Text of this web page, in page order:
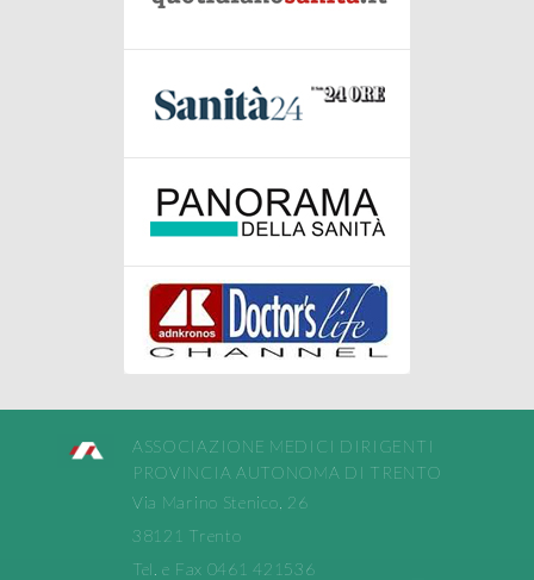
ASSOCIAZIONE MEDICI DIRIGENTI
PROVINCIA AUTONOMA DI TRENTO
Via Marino Stenico, 26
38121 Trento
Tel. e Fax 0461 421536